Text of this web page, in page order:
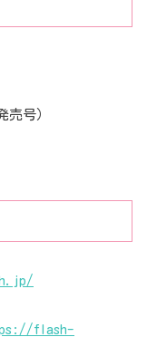
号）
flash-